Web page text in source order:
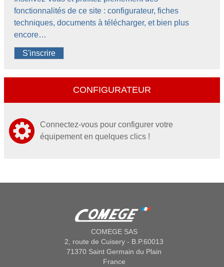
fonctionnalités de ce site : configurateur, fiches
techniques, documents à télécharger, et bien plus
encore…
S'inscrire
CONFIGURATEUR
Connectez-vous pour configurer votre
équipement en quelques clics !
COMEGE SAS
2, route de Cuisery - B.P.60013
71370 Saint Germain du Plain
France